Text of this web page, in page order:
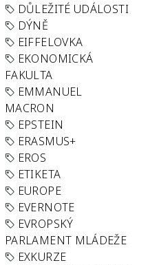
DŮLEŽITÉ UDÁLOSTI
DÝNĚ
EIFFELOVKA
EKONOMICKÁ
FAKULTA
EMMANUEL
MACRON
EPSTEIN
ERASMUS+
EROS
ETIKETA
EUROPE
EVERNOTE
EVROPSKÝ
PARLAMENT MLÁDEŽE
EXKURZE